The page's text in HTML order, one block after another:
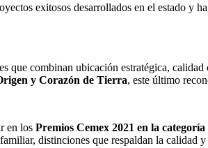
exitosos desarrollados en el estado y
combinan ubicación estratégica,
y Corazón de Tierra, este último
en los Premios Cemex 2021 en la
distinciones que respaldan la calidad y